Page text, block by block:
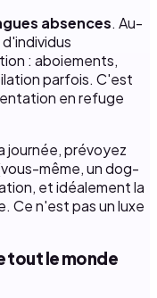
absences. Au-
: aboiements,
parfois. C'est
en refuge
journée, prévoyez
même, un dog-
et idéalement la
Ce n'est pas un luxe
tout le monde